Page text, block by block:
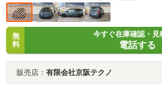
無
料
今すぐ在庫確認・見
電話する
販売店： 有限会社京阪テクノ